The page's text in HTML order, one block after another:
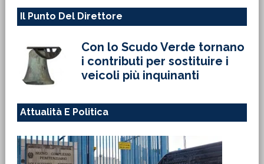
Il Punto Del Direttore
Con lo Scudo Verde tornano
i contributi per sostituire i
veicoli più inquinanti
Attualità E Politica